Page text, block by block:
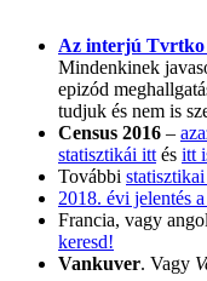
Az interjú Tvrtko
Mindenkinek
epizód
tudjuk és nem is
Census 2016 –
statisztikái itt és itt
További
2018. évi jelentés
Francia, vagy
keresd!
Vankuver. Vagy